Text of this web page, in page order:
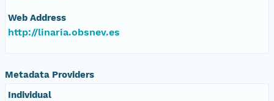
Web Address
http://linaria.obsnev.es
Metadata Providers
Individual